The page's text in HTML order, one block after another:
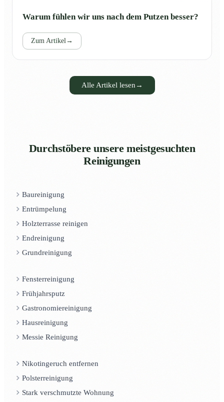
Warum fühlen wir uns nach dem Putzen besser?
Zum Artikel →
Alle Artikel lesen →
Durchstöbere unsere meistgesuchten
Reinigungen
Baureinigung
Entrümpelung
Holzterrasse reinigen
Endreinigung
Grundreinigung
Fensterreinigung
Frühjahrsputz
Gastronomiereinigung
Hausreinigung
Messie Reinigung
Nikotingeruch entfernen
Polsterreinigung
Stark verschmutzte Wohnung